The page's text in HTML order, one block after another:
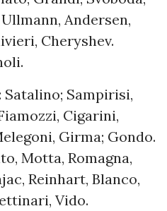
Andersen,
Cheryshev.
Satalino; Sampirisi,
Cigarini,
Girma; Gondo.
Motta, Romagna,
Reinhart, Blanco,
Vido.